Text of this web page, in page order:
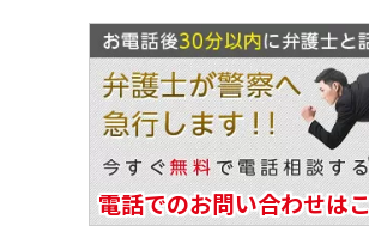
電話でのお問い合わせは